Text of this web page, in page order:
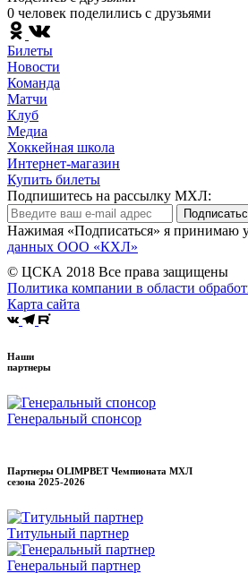
0 человек поделились c друзьями
Билеты
Новости
Команда
Матчи
Клуб
Медиа
Хоккейная школа
Интернет-магазин
Купить билеты
Подпишитесь на рассылку МХЛ:
Нажимая «Подписаться» я принимаю
данных ООО «КХЛ»
© ЦСКА 2018 Все права защищены
Политика компании в области
Карта сайта
Наши
партнеры
Генеральный спонсор
Партнеры OLIMPBET Чемпионата МХЛ
сезона 2025-2026
Титульный партнер
Генеральный партнер